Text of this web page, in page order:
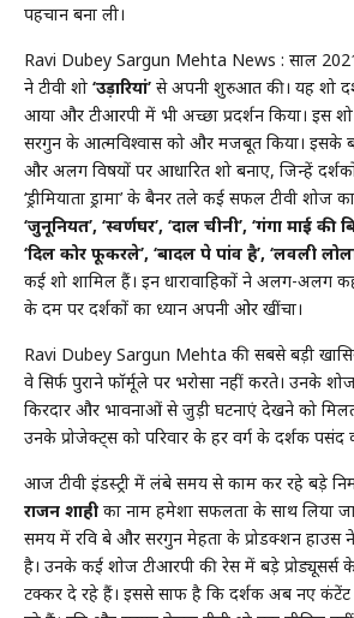
पहचान बना ली।
Ravi Dubey Sargun Mehta News : साल
ने टीवी शो ‘उड़ारियां’ से अपनी शुरुआत की। यह शो
आया और टीआरपी में भी अच्छा प्रदर्शन किया। इस
सरगुन के आत्मविश्वास को और मजबूत किया। इसके
और अलग विषयों पर आधारित शो बनाए, जिन्हें
‘ड्रीमियाता ड्रामा’ के बैनर तले कई सफल टीवी शोज
‘जुनूनियत’, ‘स्वर्णघर’, ‘दाल चीनी’, ‘गंगा माई की
‘दिल कोर फूकरले’, ‘बादल पे पांव है’, ‘लवली
कई शो शामिल हैं। इन धारावाहिकों ने अलग-अलग
के दम पर दर्शकों का ध्यान अपनी ओर खींचा।
Ravi Dubey Sargun Mehta की सबसे बड़ी
वे सिर्फ पुराने फॉर्मूले पर भरोसा नहीं करते। उनके
किरदार और भावनाओं से जुड़ी घटनाएं देखने को
उनके प्रोजेक्ट्स को परिवार के हर वर्ग के दर्शक पसंद
आज टीवी इंडस्ट्री में लंबे समय से काम कर रहे बड़े
राजन शाही का नाम हमेशा सफलता के साथ लिया
समय में रवि दुबे और सरगुन मेहता के प्रोडक्शन हाउस ने
है। उनके कई शोज टीआरपी की रेस में बड़े प्रोड्यूसर्स के
टक्कर दे रहे हैं। इससे साफ है कि दर्शक अब नए कंटेंट